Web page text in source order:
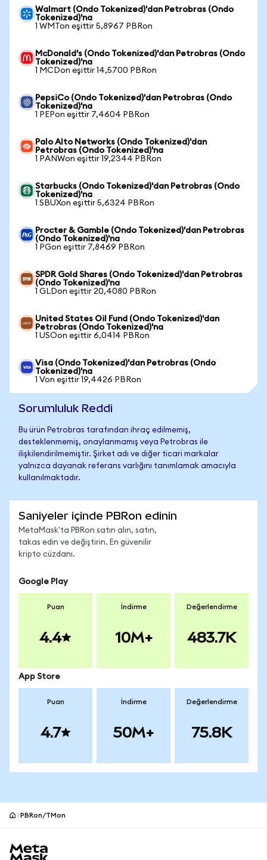
Walmart (Ondo Tokenized)'dan Petrobras (Ondo
Tokenized)'na
1 WMTon eşittir 5,8967 PBRon
McDonald's (Ondo Tokenized)'dan Petrobras (Ondo
Tokenized)'na
1 MCDon eşittir 14,5700 PBRon
PepsiCo (Ondo Tokenized)'dan Petrobras (Ondo
Tokenized)'na
1 PEPon eşittir 7,4604 PBRon
Palo Alto Networks (Ondo Tokenized)'dan
Petrobras (Ondo Tokenized)'na
1 PANWon eşittir 19,2344 PBRon
Starbucks (Ondo Tokenized)'dan Petrobras (Ondo
Tokenized)'na
1 SBUXon eşittir 5,6324 PBRon
Procter & Gamble (Ondo Tokenized)'dan Petrobras
(Ondo Tokenized)'na
1 PGon eşittir 7,8469 PBRon
SPDR Gold Shares (Ondo Tokenized)'dan Petrobras
(Ondo Tokenized)'na
1 GLDon eşittir 20,4080 PBRon
United States Oil Fund (Ondo Tokenized)'dan
Petrobras (Ondo Tokenized)'na
1 USOon eşittir 6,0414 PBRon
Visa (Ondo Tokenized)'dan Petrobras (Ondo
Tokenized)'na
1 Von eşittir 19,4426 PBRon
Sorumluluk Reddi
Bu ürün Petrobras tarafından ihraç edilmemiş,
desteklenmemiş, onaylanmamış veya Petrobras ile
ilişkilendirilmemiştir. Şirket adı ve diğer ticari markalar
yalnızca dayanak referans varlığını tanımlamak amacıyla
kullanılmaktadır.
Saniyeler içinde PBRon edinin
MetaMask'ta PBRon satın alın, satın,
takas edin ve değiştirin. En güvenilir
kripto cüzdanı.
Google Play
Puan
4.4
İndirme
10M+
Değerlendirme
483.7K
App Store
Puan
4.7
İndirme
50M+
Değerlendirme
75.8K
PBRon/TMon